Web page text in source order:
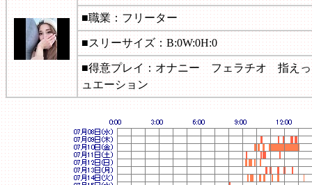
■職業：フリーター
■スリーサイズ：B:0W:0H:0
■得意プレイ：オナニー フェラチオ 指
ュエーション